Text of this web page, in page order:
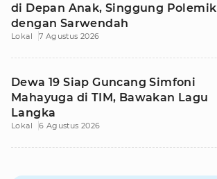
di Depan Anak, Singgung Polemik
dengan Sarwendah
Lokal 7 Agustus 2026
Dewa 19 Siap Guncang Simfoni
Mahayuga di TIM, Bawakan Lagu
Langka
Lokal 6 Agustus 2026